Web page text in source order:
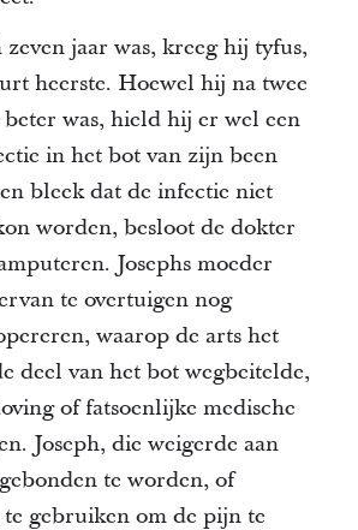
zeven jaar was, kreeg hij tyfus,
heerste. Hoewel hij na twee
was, hield hij er wel een
in het bot van zijn been
bleek dat de infectie niet
worden, besloot de dokter
Josephs moeder
te overtuigen nog
waarop de arts het
deel van het bot wegbeitelde,
of fatsoenlijke medische
Joseph, die weigerde aan
te worden, of
gebruiken om de pijn te